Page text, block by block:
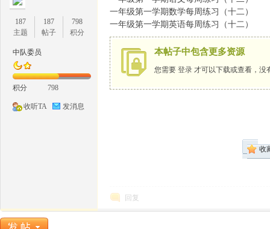
187
主题
187
帖子
798
积分
中队委员
积分 798
收听TA 发消息
一年级第一学期数学每周练习（十二）
一年级第一学期英语每周练习（十二）
本帖子中包含更多资源
您需要 登录 才可以下载或查看，没
收
回复